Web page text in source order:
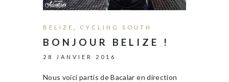
BELIZE CYCLING SOUTH
BONJOUR BELIZE !
28 JANVIER 2016
Nous voici partis de Bacalar en direction